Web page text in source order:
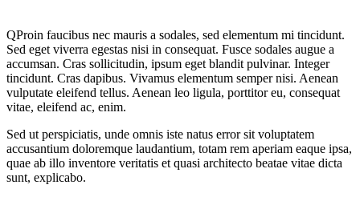
QProin faucibus nec mauris a sodales, sed elementum mi tincidunt.
Sed eget viverra egestas nisi in consequat. Fusce sodales augue a
accumsan. Cras sollicitudin, ipsum eget blandit pulvinar. Integer
tincidunt. Cras dapibus. Vivamus elementum semper nisi. Aenean
vulputate eleifend tellus. Aenean leo ligula, porttitor eu, consequat
vitae, eleifend ac, enim.
Sed ut perspiciatis, unde omnis iste natus error sit voluptatem
accusantium doloremque laudantium, totam rem aperiam eaque ipsa,
quae ab illo inventore veritatis et quasi architecto beatae vitae dicta
sunt, explicabo.